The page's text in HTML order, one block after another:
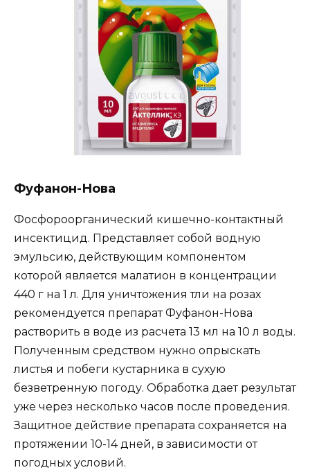
Фуфанон-Нова
Фосфороорганический кишечно-контактный
инсектицид. Представляет собой водную
эмульсию, действующим компонентом
которой является малатион в концентрации
440 г на 1 л. Для уничтожения тли на розах
рекомендуется препарат Фуфанон-Нова
растворить в воде из расчета 13 мл на 10 л воды.
Полученным средством нужно опрыскать
листья и побеги кустарника в сухую
безветренную погоду. Обработка дает результат
уже через несколько часов после проведения.
Защитное действие препарата сохраняется на
протяжении 10-14 дней, в зависимости от
погодных условий.